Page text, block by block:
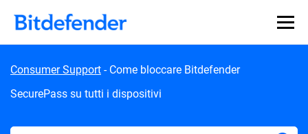
Consumer Support - Come bloccare Bitdefender
SecurePass su tutti i dispositivi